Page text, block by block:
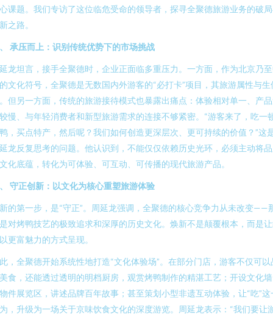
课题。我们专访了这位临危受命的领导者，探寻全聚德旅游业务的破
之路。
承压而上：识别传统优势下的市场挑战
龙坦言，接手全聚德时，企业正面临多重压力。一方面，作为北京乃
文化符号，全聚德是无数国内外游客的“必打卡”项目，其旅游属性与生
但另一方面，传统的旅游接待模式也暴露出痛点：体验相对单一、产
慢、与年轻消费者和新型旅游需求的连接不够紧密。“游客来了，吃一
，买点特产，然后呢？我们如何创造更深层次、更可持续的价值？”这
龙反复思考的问题。他认识到，不能仅仅依赖历史光环，必须主动将
化底蕴，转化为可体验、可互动、可传播的现代旅游产品。
守正创新：以文化为核心重塑旅游体验
的第一步，是“守正”。周延龙强调，全聚德的核心竞争力从未改变——
对烤鸭技艺的极致追求和深厚的历史文化。焕新不是颠覆根本，而是
更富魅力的方式呈现。
，全聚德开始系统性地打造“文化体验场”。在部分门店，游客不仅可以
食，还能透过透明的明档厨房，观赏烤鸭制作的精湛工艺；开设文化
件展览区，讲述品牌百年故事；甚至策划小型非遗互动体验，让“吃”这
，升级为一场关于京味饮食文化的深度游览。周延龙表示：“我们要让